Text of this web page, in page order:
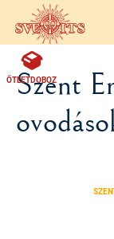
Ugrás a tartalomra
ÖTLETDOBOZ
Szent